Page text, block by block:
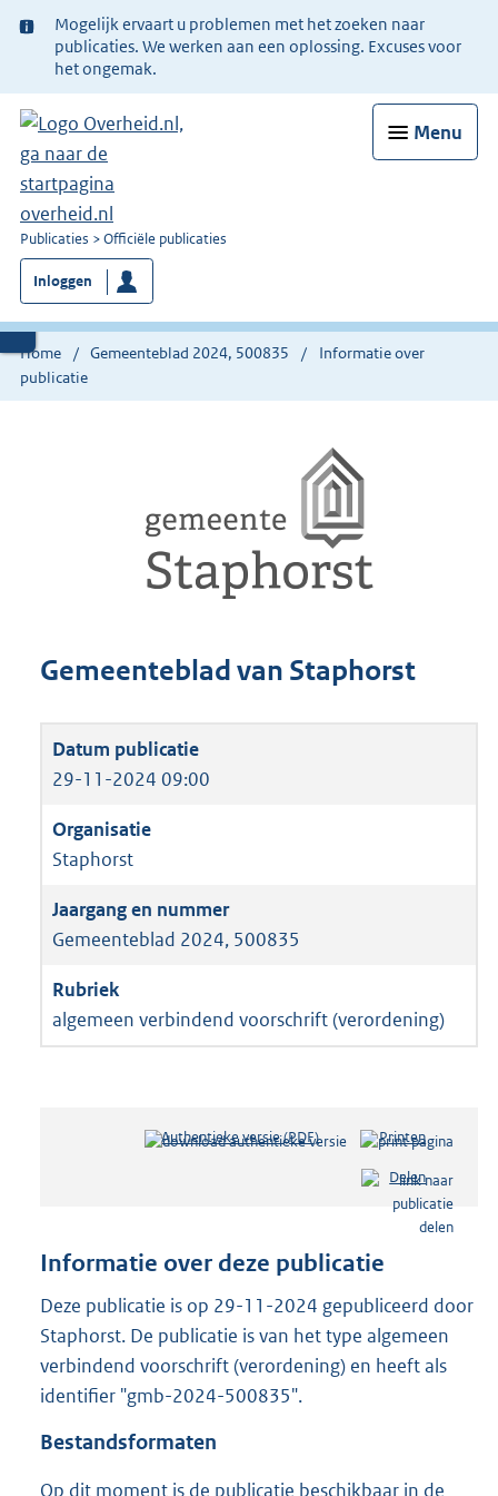
Ter
informatie:
Mogelijk ervaart u problemen met het zoeken naar
publicaties. We werken aan een oplossing. Excuses voor
het ongemak.
Menu
U
bent
nu
hier:
Publicaties Officiële publicaties
Inloggen
Home Gemeenteblad 2024, 500835
Informatie over
publicatie
Gemeenteblad van Staphorst
29-11-2024 09:00
Staphorst
Gemeenteblad 2024, 500835
algemeen verbindend voorschrift (verordening)
Authentieke versie (PDF)b
n
d
s
r
o
:
Printen
Delen
Informatie over deze publicatie
Deze publicatie is op 29-11-2024 gepubliceerd door
Staphorst. De publicatie is van het type algemeen
verbindend voorschrift (verordening) en heeft als
identifier "gmb-2024-500835".
Bestandsformaten
Op dit moment is de publicatie beschikbaar in de